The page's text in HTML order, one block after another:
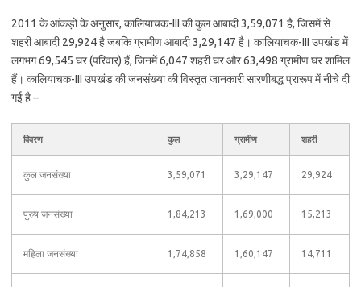
2011 के आंकड़ों के अनुसार, कालियाचक-III की कुल आबादी 3,59,071 है, जिसमें से
शहरी आबादी 29,924 है जबकि ग्रामीण आबादी 3,29,147 है। कालियाचक-III उपखंड में
लगभग 69,545 घर (परिवार) हैं, जिनमें 6,047 शहरी घर और 63,498 ग्रामीण घर शामिल
हैं। कालियाचक-III उपखंड की जनसंख्या की विस्तृत जानकारी सारणीबद्ध प्रारूप में नीचे दी
गई है –
विवरण कुल ग्रामीण शहरी
कुल जनसंख्या 3,59,071 3,29,147 29,924
पुरुष जनसंख्या 1,84,213 1,69,000 15,213
महिला जनसंख्या 1,74,858 1,60,147 14,711